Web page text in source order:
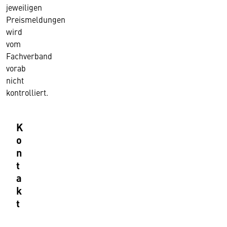
jeweiligen
Preismeldungen
wird
vom
Fachverband
vorab
nicht
kontrolliert.
K
o
n
t
a
k
t